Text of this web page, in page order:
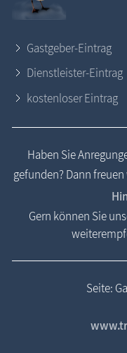
Gastgeber-Eintrag
Dienstleister-Eintrag
kostenloser Eintrag
Haben Sie
gefunden? Dann
Gern können Sie
Seite: